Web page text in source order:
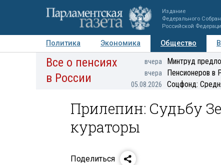
Издание
Федерального
Российской
Политика Экономика Общество
Авторы Персоны Мнения Регионы
Все о пенсиях
в России
вчера Минтруд
вчера Пенсионеров в
05.08.2026 Соцфонд:
Прилепин: Судьбу
кураторы
Поделиться